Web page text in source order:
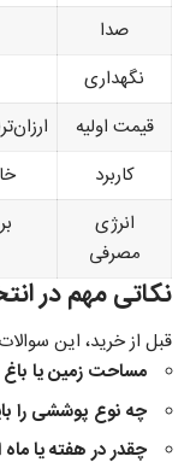
صدا
نگهداری
قیمت اولیه
کاربرد
انرژی
مصرفی
نکاتی مهم در
قبل از خرید، این
مساحت زمین یا
چه نوع پوششی را
چقدر در هفته یا